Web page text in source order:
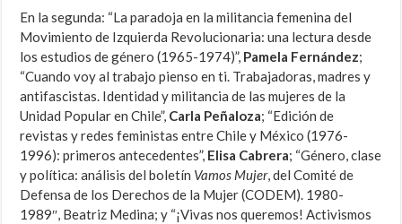
En la segunda: “La paradoja en la militancia femenina del
Movimiento de Izquierda Revolucionaria: una lectura desde
los estudios de género (1965-1974)”, Pamela Fernández;
“Cuando voy al trabajo pienso en ti. Trabajadoras, madres y
antifascistas. Identidad y militancia de las mujeres de la
Unidad Popular en Chile”, Carla Peñaloza; “Edición de
revistas y redes feministas entre Chile y México (1976-
1996): primeros antecedentes”, Elisa Cabrera; “Género, clase
y política: análisis del boletín Vamos Mujer, del Comité de
Defensa de los Derechos de la Mujer (CODEM). 1980-
1989″, Beatriz Medina; y “¡Vivas nos queremos! Activismos